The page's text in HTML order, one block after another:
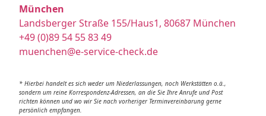
München
Landsberger Straße 155/Haus1, 80687 München
+49 (0)89 54 55 83 49
muenchen@e-service-check.de
* Hierbei handelt es sich weder um Niederlassungen, noch Werkstätten o.ä.,
sondern um reine Korrespondenz-Adressen, an die Sie Ihre Anrufe und Post
richten können und wo wir Sie nach vorheriger Terminvereinbarung gerne
persönlich empfangen.